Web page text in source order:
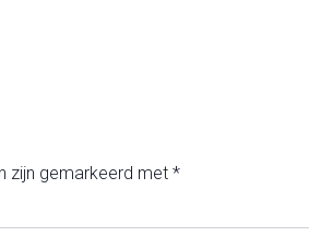
zijn gemarkeerd met *